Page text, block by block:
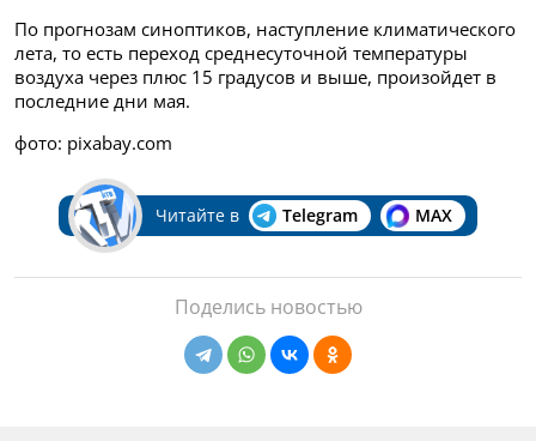
По прогнозам синоптиков, наступление климатического
лета, то есть переход среднесуточной температуры
воздуха через плюс 15 градусов и выше, произойдет в
последние дни мая.
фото: pixabay.com
Читайте в Telegram MAX
Поделись новостью